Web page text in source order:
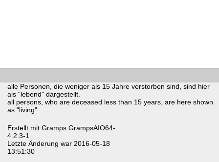
alle Personen, die weniger als 15 Jahre verstorben sind, sind hier
als "lebend" dargestellt.
all persons, who are deceased less than 15 years, are here shown
as "living".
Erstellt mit Gramps GrampsAIO64-
4.2.3-1
Letzte Änderung war 2016-05-18
13:51:30